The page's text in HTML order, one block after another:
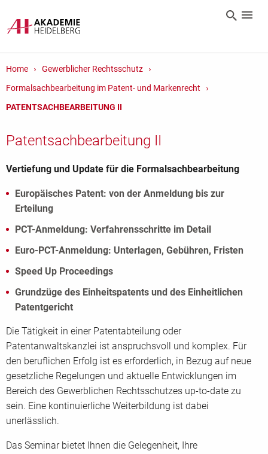
Home
Gewerblicher Rechtsschutz
Formalsachbearbeitung im Patent- und Markenrecht
PATENTSACHBEARBEITUNG II
Patentsachbearbeitung II
Vertiefung und Update für die Formalsachbearbeitung
Europäisches Patent: von der Anmeldung bis zur
Erteilung
PCT-Anmeldung: Verfahrensschritte im Detail
Euro-PCT-Anmeldung: Unterlagen, Gebühren, Fristen
Speed Up Proceedings
Grundzüge des Einheitspatents und des Einheitlichen
Patentgericht
Die Tätigkeit in einer Patentabteilung oder
Patentanwaltskanzlei ist anspruchsvoll und komplex. Für
den beruflichen Erfolg ist es erforderlich, in Bezug auf neue
gesetzliche Regelungen und aktuelle Entwicklungen im
Bereich des Gewerblichen Rechtsschutzes up-to-date zu
sein. Eine kontinuierliche Weiterbildung ist dabei
unerlässlich.
Das Seminar bietet Ihnen die Gelegenheit, Ihre